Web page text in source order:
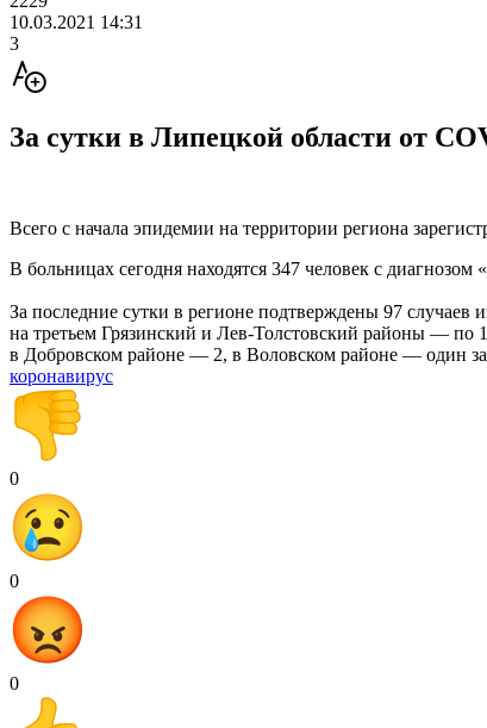
10.03.2021 14:31
3
За сутки в Липецкой области от
Всего с начала эпидемии на территории региона
В больницах сегодня находятся 347 человек с
За последние сутки в регионе подтверждены 97
на третьем Грязинский и Лев-Толстовский районы —
в Добровском районе — 2, в Воловском районе — один
коронавирус
0
0
0